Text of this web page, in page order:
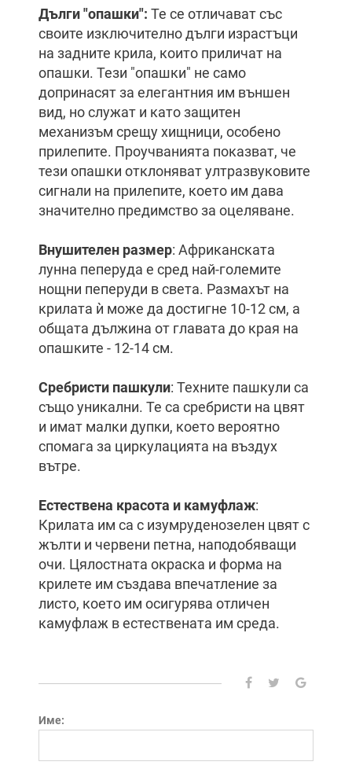
Дълги "опашки": Те се отличават със
своите изключително дълги израстъци
на задните крила, които приличат на
опашки. Тези "опашки" не само
допринасят за елегантния им външен
вид, но служат и като защитен
механизъм срещу хищници, особено
прилепите. Проучванията показват, че
тези опашки отклоняват ултразвуковите
сигнали на прилепите, което им дава
значително предимство за оцеляване.
Внушителен размер: Африканската
лунна пеперуда е сред най-големите
нощни пеперуди в света. Размахът на
крилата ѝ може да достигне 10-12 см, а
общата дължина от главата до края на
опашките - 12-14 см.
Сребристи пашкули: Техните пашкули са
също уникални. Те са сребристи на цвят
и имат малки дупки, което вероятно
спомага за циркулацията на въздух
вътре.
Естествена красота и камуфлаж:
Крилата им са с изумруденозелен цвят с
жълти и червени петна, наподобяващи
очи. Цялостната окраска и форма на
крилете им създава впечатление за
листо, което им осигурява отличен
камуфлаж в естествената им среда.
Име: